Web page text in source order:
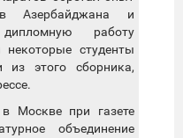
Азербайджана и
работу
студенты
из этого сборника,
Москве при газете
объединение